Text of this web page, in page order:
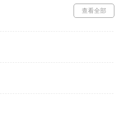
查看全部